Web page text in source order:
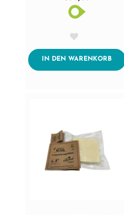
IN DEN WARENKORB